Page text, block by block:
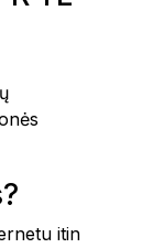
itin